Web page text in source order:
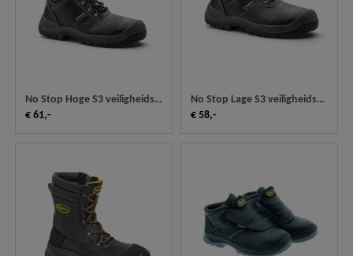
No Stop Hoge S3 veiligheidsschoen Kansas
€ 61,-
No Stop Lage S3 veiligheidsschoen Texas 23330
€ 58,-